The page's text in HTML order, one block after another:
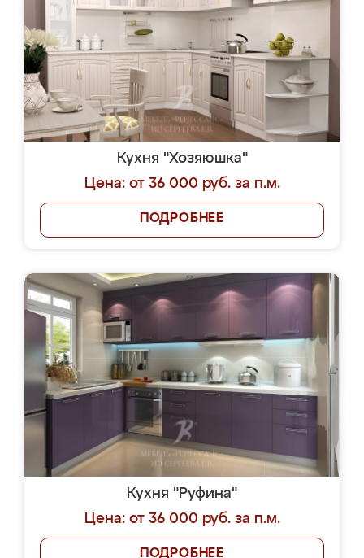
Кухня "Хозяюшка"
Цена: от 36 000 руб. за п.м.
ПОДРОБНЕЕ
Кухня "Руфина"
Цена: от 36 000 руб. за п.м.
ПОДРОБНЕЕ